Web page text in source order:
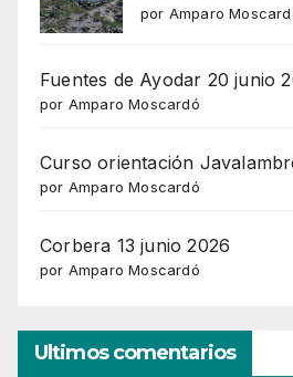
por Amparo
Fuentes de Ayodar 20 junio
por Amparo Moscardó
Curso orientación
por Amparo Moscardó
Corbera 13 junio 2026
por Amparo Moscardó
Ultimos comentarios